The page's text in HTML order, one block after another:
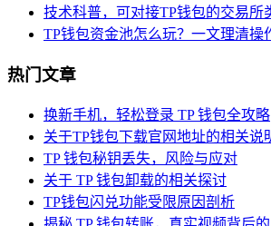
技术科普，可对接TP钱包的交易所
TP钱包资金池怎么玩？一文理清操
热门文章
换新手机，轻松登录 TP 钱包全攻略
关于TP钱包下载官网地址的相关说
TP 钱包秘钥丢失，风险与应对
关于 TP 钱包卸载的相关探讨
TP钱包闪兑功能受限原因剖析